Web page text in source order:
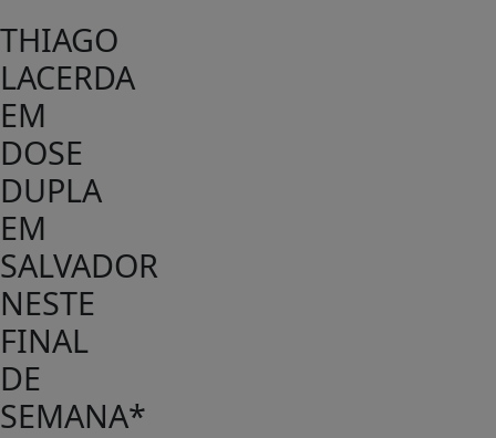
THIAGO
LACERDA
EM
DOSE
DUPLA
EM
SALVADOR
NESTE
FINAL
DE
SEMANA*